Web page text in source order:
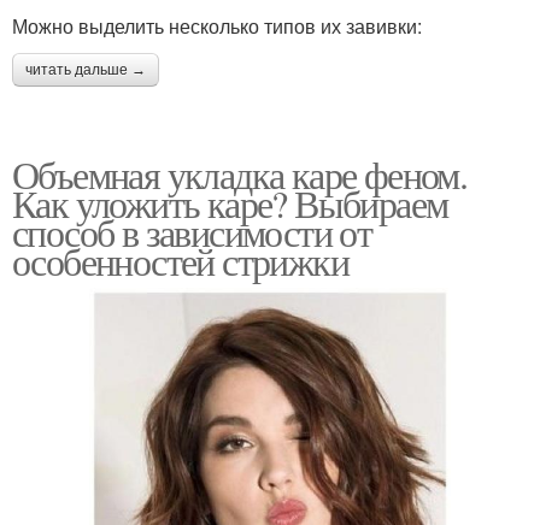
Можно выделить несколько типов их завивки:
читать дальше →
Объемная укладка каре феном.
Как уложить каре? Выбираем
способ в зависимости от
особенностей стрижки